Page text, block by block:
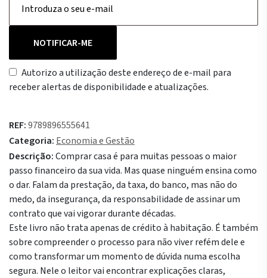
NOTIFICAR-ME
Autorizo a utilização deste endereço de e-mail para
receber alertas de disponibilidade e atualizações.
REF:9789896555641
Categoria: Economia e Gestão
Descrição:Comprar casa é para muitas pessoas o maior
passo financeiro da sua vida. Mas quase ninguém ensina como
o dar. Falam da prestação, da taxa, do banco, mas não do
medo, da insegurança, da responsabilidade de assinar um
contrato que vai vigorar durante décadas.
Este livro não trata apenas de crédito à habitação. É também
sobre compreender o processo para não viver refém dele e
como transformar um momento de dúvida numa escolha
segura. Nele o leitor vai encontrar explicações claras,